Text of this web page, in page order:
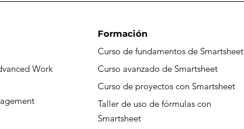
Work
Formación
Curso de fundamentos de Smartsheet
Curso avanzado de Smartsheet
Curso de proyectos con Smartsheet
Taller de uso de fórmulas con
Smartsheet